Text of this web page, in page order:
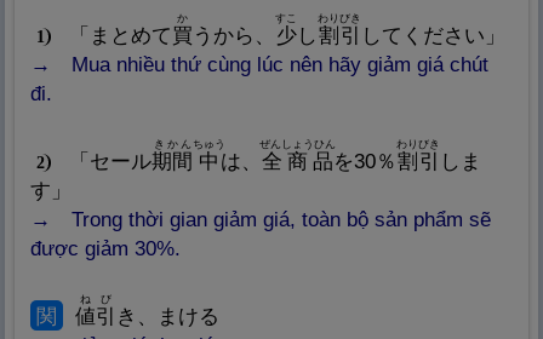
1 「まとめて買
か
うから、 少
すこ
し 割 引
わりびき
してください」
Mua nhiều thứ cùng lúc nên hãy giảm giá chút
đi.
2 「セール期 間
Nghĩa: Khoảng, ở giữa, bên
trong (không gian)
きかん
中
ちゅう
は、全商 品
ぜんしょうひん
を30％割 引
わりびき
しま
す」
Trong thời gian giảm giá, toàn bộ sản phẩm sẽ
được giảm 30%.
関 値引
ねび
き、まける